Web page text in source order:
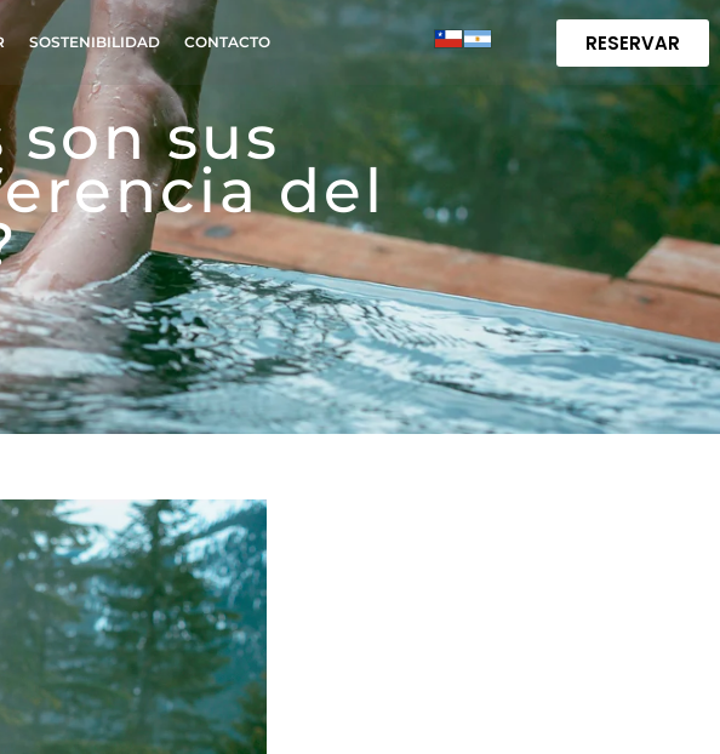
SOSTENIBILIDAD CONTACTO RESERVAR
sus
del